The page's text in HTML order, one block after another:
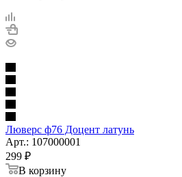
Люверс ф76 Доцент латунь
Арт.: 107000001
299 ₽
В корзину